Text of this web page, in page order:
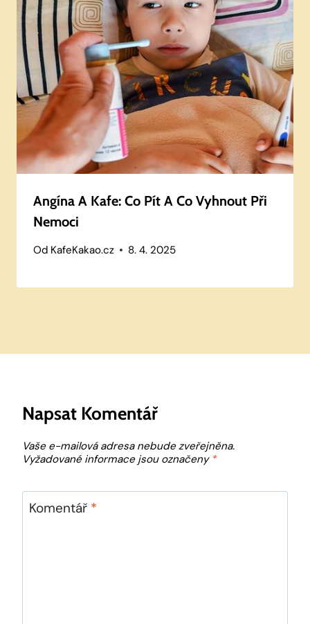
Angína A Kafe: Co Pít A Co Vyhnout Při
Nemoci
Od KafeKakao.cz 8. 4. 2025
Napsat Komentář
Vaše e-mailová adresa nebude zveřejněna.
Vyžadované informace jsou označeny *
Komentář *